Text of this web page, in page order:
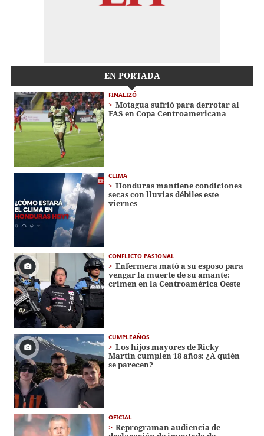
EN PORTADA
FINALIZÓ
Motagua sufrió para derrotar al
FAS en Copa Centroamericana
CLIMA
Honduras mantiene condiciones
secas con lluvias débiles este
viernes
CONFLICTO PASIONAL
Enfermera mató a su esposo para
vengar la muerte de su amante:
crimen en la Centroamérica Oeste
CUMPLEAÑOS
Los hijos mayores de Ricky
Martin cumplen 18 años: ¿A quién
se parecen?
OFICIAL
Reprograman audiencia de